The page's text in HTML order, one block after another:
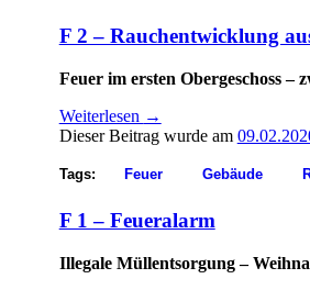
F 2 – Rauchentwicklung
Feuer im ersten Obergeschoss –
Weiterlesen →
Dieser Beitrag wurde am
Tags: Feuer Gebäude
F 1 – Feueralarm
Illegale Müllentsorgung –